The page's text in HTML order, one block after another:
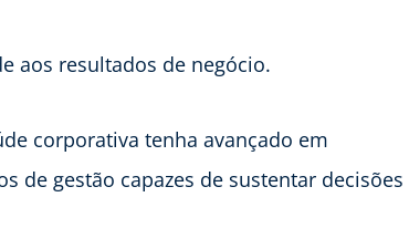
aos resultados de negócio.
corporativa tenha avançado em
de gestão capazes de sustentar decisões